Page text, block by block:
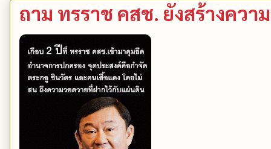
ถาม ทรราช คสช. ยังสร้างคว